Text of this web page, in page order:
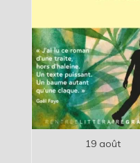
19 août